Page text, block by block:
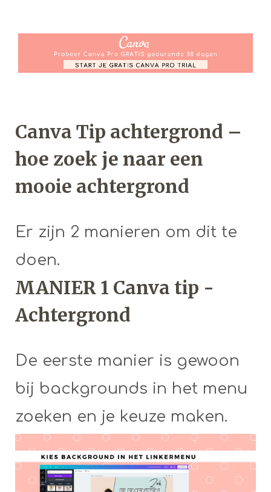
Canva Tip achtergrond –
hoe zoek je naar een
mooie achtergrond
Er zijn 2 manieren om dit te
doen.
MANIER 1 Canva tip -
Achtergrond
De eerste manier is gewoon
bij backgrounds in het menu
zoeken en je keuze maken.